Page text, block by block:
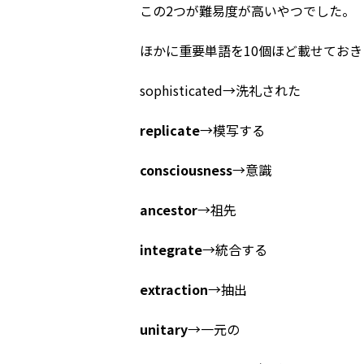
この2つが難易度が高いやつでした。
ほかに重要単語を10個ほど載せてお
sophisticated→洗礼された
replicate→模写する
consciousness→意識
ancestor→祖先
integrate→統合する
extraction→抽出
unitary→一元の